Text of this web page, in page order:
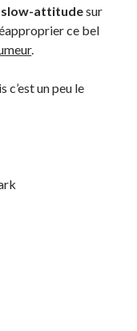
slow-attitudesur
ce bel
.
c’est un peu le